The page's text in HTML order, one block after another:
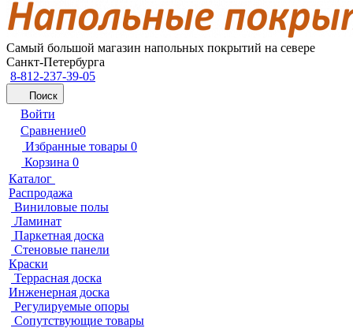
Самый большой магазин напольных покрытий на севере
Санкт-Петербурга
8-812-237-39-05
Поиск
Войти
Сравнение0
Избранные товары 0
Корзина 0
Каталог
Распродажа
Виниловые полы
Ламинат
Паркетная доска
Стеновые панели
Краски
Террасная доска
Инженерная доска
Регулируемые опоры
Сопутствующие товары